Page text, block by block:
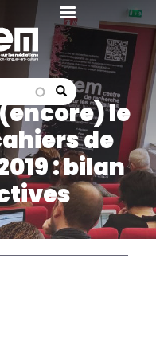
search
le
de
: bilan